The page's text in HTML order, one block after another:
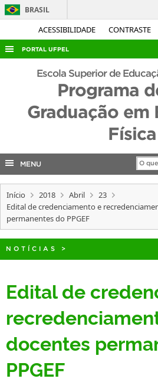
ACESSIBILIDADE CONTRASTE
BRASIL
PORTAL UFPEL
ACESSO À INFORMAÇÃO
COBALTO
PORTARIAS
TELEFONES
Escola Superior de
Programa
Graduação em
Física
MENU
Início 2018 Abril
23
Edital de credenciamento e
permanentes do PPGEF
NOTÍCIAS >
Edital de
docentes
PPGEF